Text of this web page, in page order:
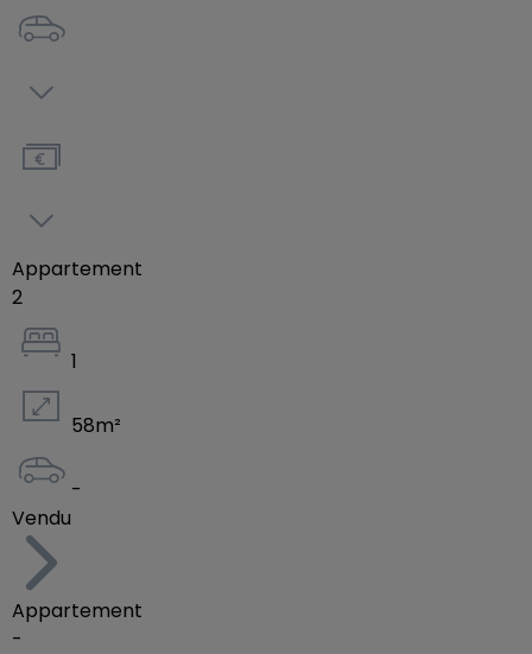
- Livraison prévue : 1er trimestre 2027
Située dans un environnement naturel et
rapide aux axes autoroutiers ainsi que de la
https://drive.google.com/file/d/
https://drive.google.com/file/d/
Contactez-nous pour plus d'informations ou
organiser un rendez-vous :
+352 691 255 036 / +352 28 79 26 06 /
info@efapromo.lu
Appartement
2
1
58m²
-
Vendu
Appartement
-